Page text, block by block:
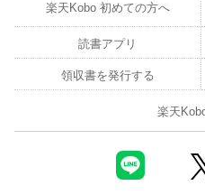
楽天Kobo 初めての方へ
読書アプリ
領収書を発行する
楽天